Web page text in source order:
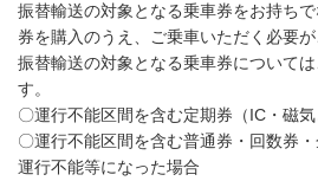
振替輸送の対象となる乗車券をお持ち
券を購入のうえ、ご乗車いただく必要が
振替輸送の対象となる乗車券について
す。
〇運行不能区間を含む定期券（IC・磁
〇運行不能区間を含む普通券・回数券
運行不能等になった場合